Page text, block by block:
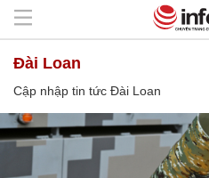
Đài Loan
Cập nhập tin tức Đài Loan